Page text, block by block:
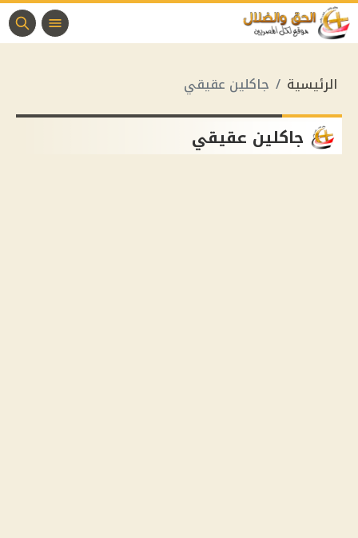
الرئيسية جاكلين عقيقي
جاكلين عقيقي